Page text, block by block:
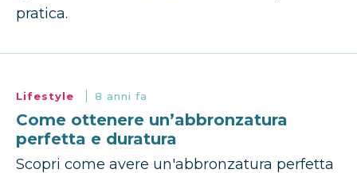
pratica.
Lifestyle 8 anni fa
Come ottenere un’abbronzatura
perfetta e duratura
Scopri come avere un'abbronzatura perfetta